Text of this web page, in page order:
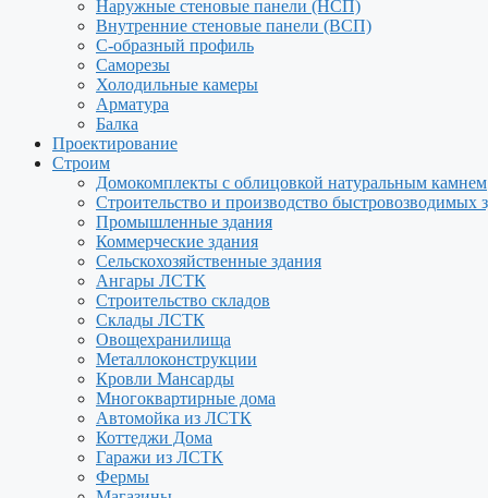
Наружные стеновые панели (НСП)
Внутренние стеновые панели (ВСП)
С-образный профиль
Саморезы
Холодильные камеры
Арматура
Балка
Проектирование
Строим
Домокомплекты с облицовкой натуральным камнем
Строительство и производство быстровозводимых
Промышленные здания
Коммерческие здания
Сельскохозяйственные здания
Ангары ЛСТК
Строительство складов
Склады ЛСТК
Овощехранилища
Металлоконструкции
Кровли Мансарды
Многоквартирные дома
Автомойка из ЛСТК
Коттеджи Дома
Гаражи из ЛСТК
Фермы